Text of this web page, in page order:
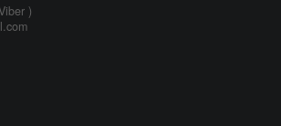
)